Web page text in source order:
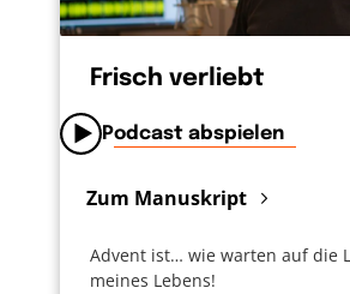
Frisch verliebt
Podcast abspielen
Zum Manuskript
Advent ist… wie warten auf die
meines Lebens!